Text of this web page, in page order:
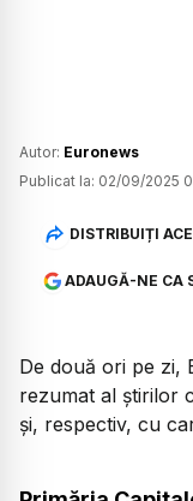
Autor: Euronews
Publicat la: 02/09/2025
DISTRIBUIȚI
ADAUGĂ-NE CA
De două ori pe zi,
rezumat al știrilor
și, respectiv, cu